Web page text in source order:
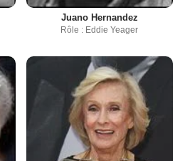
Juano Hernandez
Rôle : Eddie Yeager